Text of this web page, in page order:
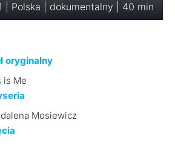
| Polska | dokumentalny | 40 min
oryginalny
is Me
Mosiewicz